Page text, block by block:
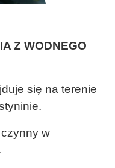
Z WODNEGO
się na terenie
w